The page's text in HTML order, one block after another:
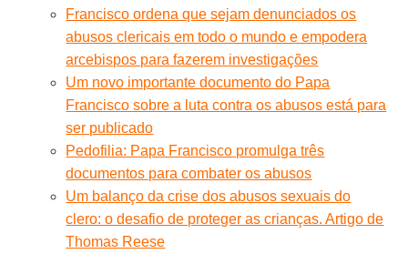
Francisco ordena que sejam denunciados os
abusos clericais em todo o mundo e empodera
arcebispos para fazerem investigações
Um novo importante documento do Papa
Francisco sobre a luta contra os abusos está para
ser publicado
Pedofilia: Papa Francisco promulga três
documentos para combater os abusos
Um balanço da crise dos abusos sexuais do
clero: o desafio de proteger as crianças. Artigo de
Thomas Reese